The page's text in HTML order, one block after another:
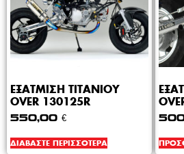
ΕΞΑΤΜΙΣΗ ΤΙΤΑΝΙΟΥ
OVER 130125R
550,00 €
ΔΙΑΒΆΣΤΕ ΠΕΡΙΣΣΌΤΕΡΑ